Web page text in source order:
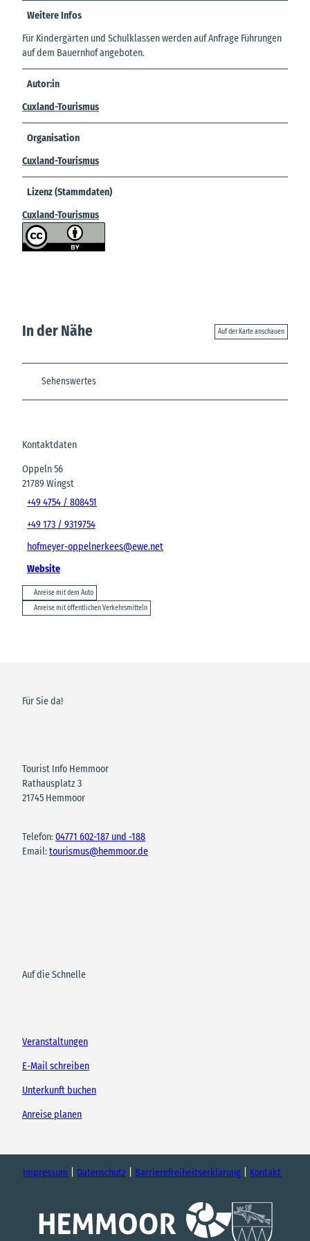
Weitere Infos
Für Kindergärten und Schulklassen werden auf Anfrage Führungen
auf dem Bauernhof angeboten.
Autor:in
Cuxland-Tourismus
Organisation
Cuxland-Tourismus
Lizenz (Stammdaten)
Cuxland-Tourismus
In der Nähe Auf der Karte anschauen
Sehenswertes
Kontaktdaten
Oppeln 56
21789Wingst
+49 4754 / 808451
+49 173 / 9319754
hofmeyer-oppelnerkees@ewe.net
Website
Anreise mit dem Auto
Anreise mit öffentlichen Verkehrsmitteln
Für Sie da!
Tourist Info Hemmoor
Rathausplatz 3
21745 Hemmoor
Telefon:04771 602-187 und -188
Email:tourismus@hemmoor.de
Auf die Schnelle
Veranstaltungen
E-Mail schreiben
Unterkunft buchen
Anreise planen
Impressum Datenschutz Barrierefreiheitserklärung Kontakt